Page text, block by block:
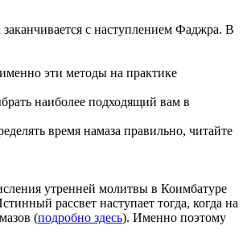
с наступлением Фаджра. В
эти методы на практике
наиболее подходящий вам в
время намаза правильно, читайте
утренней молитвы в Коимбатуре
рассвет наступает тогда, когда на
(подробно здесь). Именно поэтому